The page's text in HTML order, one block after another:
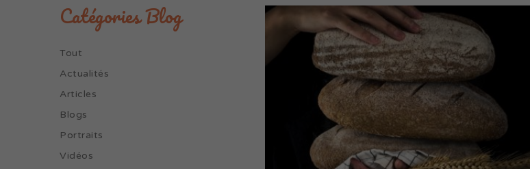
Catégories Blog
Tout
Actualités
Articles
Blogs
Portraits
Vidéos